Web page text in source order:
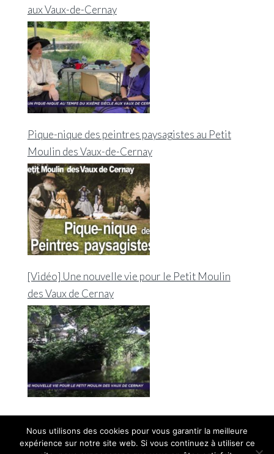
aux Vaux-de-Cernay
Pique-nique des peintres paysagistes au Petit
Moulin des Vaux-de-Cernay
[Vidéo] Une nouvelle vie pour le Petit Moulin
des Vaux de Cernay
Nous utilisons des cookies pour vous garantir la meilleure
expérience sur notre site web. Si vous continuez à utiliser ce